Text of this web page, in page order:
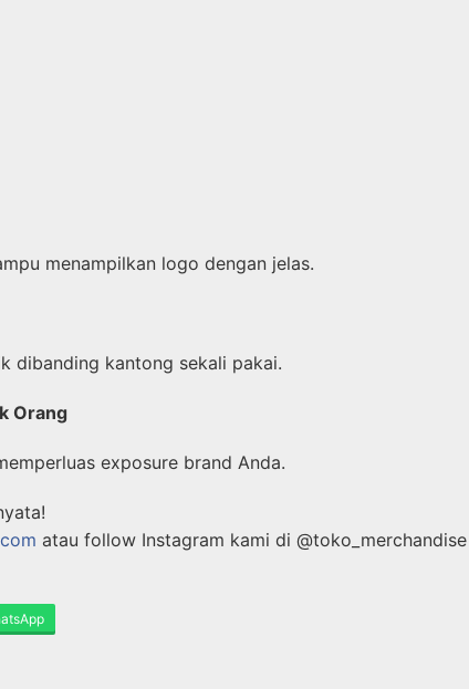
menampilkan logo dengan jelas.
dibanding kantong sekali pakai.
Orang
exposure brand Anda.
atau follow Instagram kami di @toko_merchandise